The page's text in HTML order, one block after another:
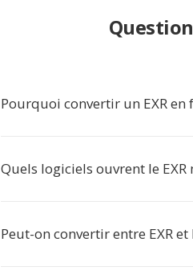
Pourquoi convertir un EXR
Quels logiciels ouvrent le EXR
Peut-on convertir entre EXR et